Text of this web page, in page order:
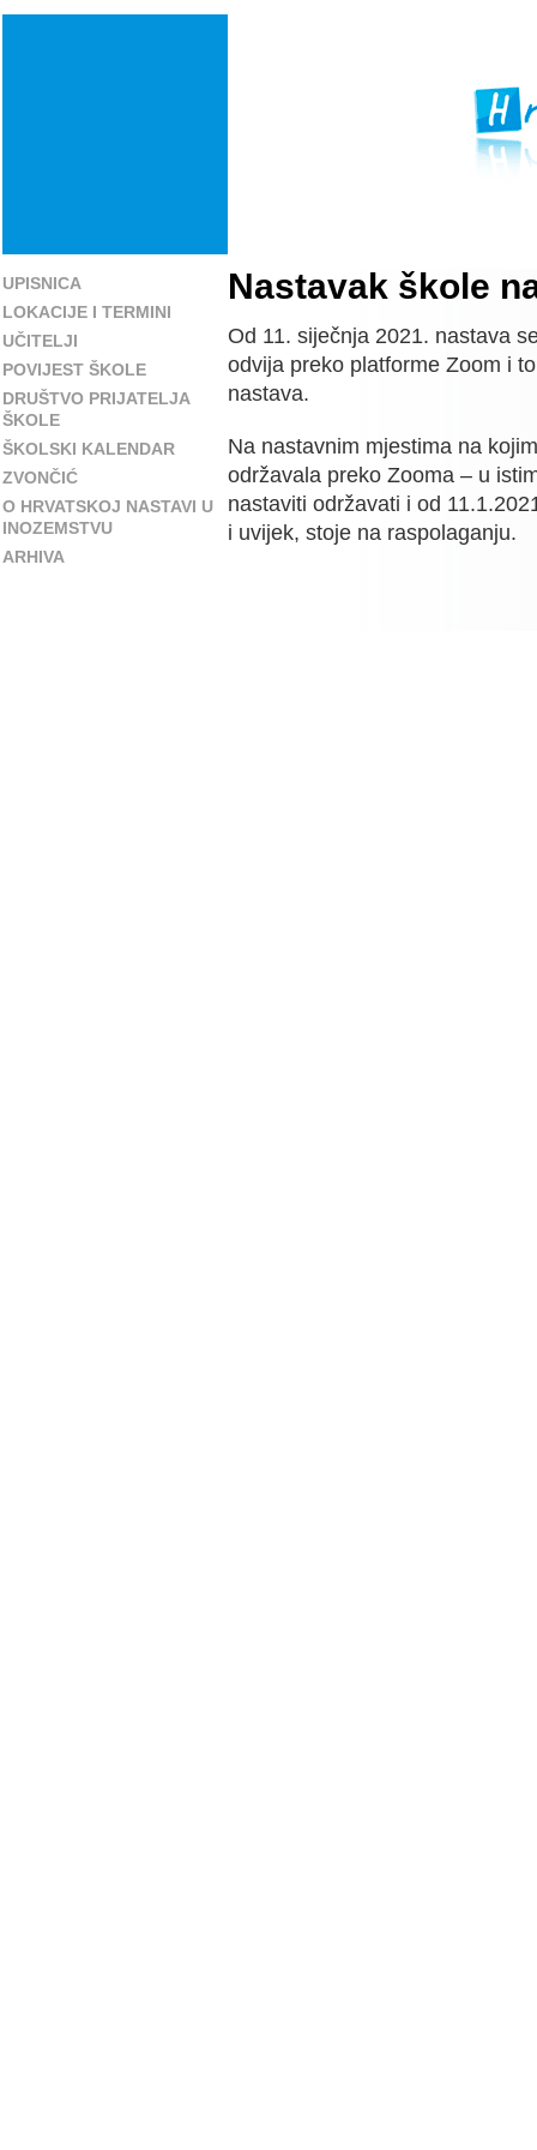
UPISNICA
LOKACIJE I TERMINI
UČITELJI
POVIJEST ŠKOLE
DRUŠTVO PRIJATELJA
ŠKOLE
ŠKOLSKI KALENDAR
ZVONČIĆ
O HRVATSKOJ NASTAVI U
INOZEMSTVU
ARHIVA
Nastavak škole
Od 11. siječnja 2021. nastava
odvija preko platforme Zoom i
nastava.
Na nastavnim mjestima na
održavala preko Zooma – u
nastaviti održavati i od
i uvijek, stoje na raspolaganju.